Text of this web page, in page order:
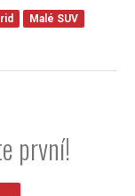
Malé SUV
první!